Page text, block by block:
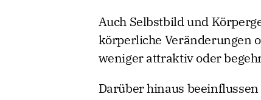
Auch Selbstbild und
körperliche Veränderungen
weniger attraktiv oder
Darüber hinaus